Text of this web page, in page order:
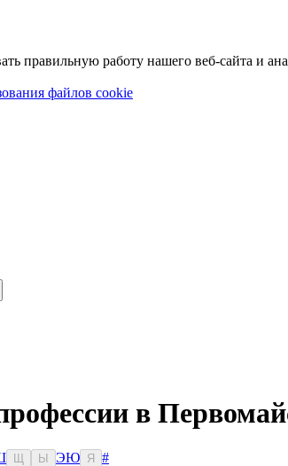
правильную работу нашего веб-сайта и
файлов cookie
в
Ы ЭЮ Я
#